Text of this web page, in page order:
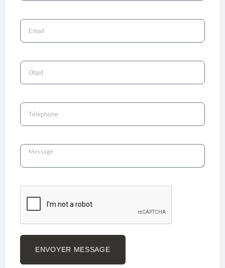
ENVOYER MESSAGE